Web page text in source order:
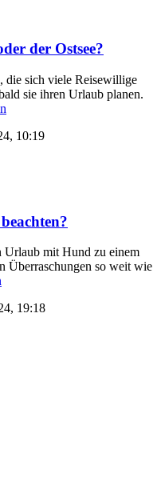
der Ostsee?
die sich viele Reisewillige
sie ihren Urlaub planen.
10:19
Urlaub mit Hund zu einem
Überraschungen so weit wie
19:18